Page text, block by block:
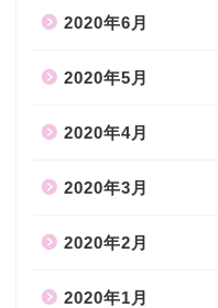
2020年6月
2020年5月
2020年4月
2020年3月
2020年2月
2020年1月